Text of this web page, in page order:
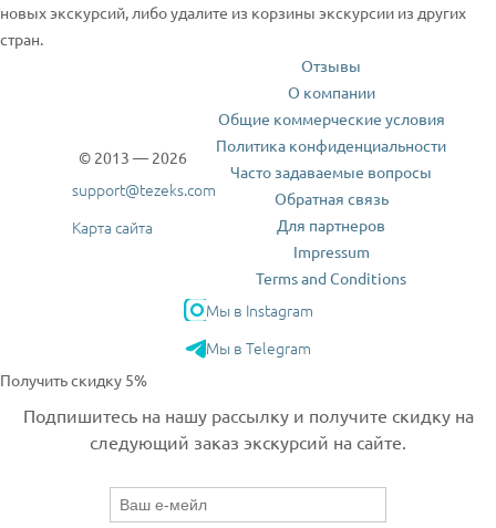
новых экскурсий, либо удалите из корзины экскурсии из других
стран.
© 2013 — 2026
support@tezeks.com
Карта сайта
Отзывы
О компании
Общие коммерческие условия
Политика конфиденциальности
Часто задаваемые вопросы
Обратная связь
Для партнеров
Impressum
Terms and Conditions
Мы в Instagram
Мы в Telegram
Получить скидку 5%
Подпишитесь на нашу рассылку и получите скидку на
следующий заказ экскурсий на сайте.